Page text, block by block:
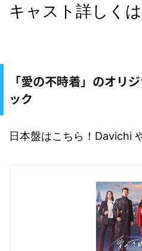
キャスト詳しくは
「愛の不時着」のオリ
ック
日本盤はこちら！Davichi